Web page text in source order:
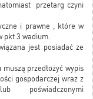
przetarg czyni
i prawne , które w
pkt 3 wadium.
jest posiadać ze
przedłożyć wypis
gospodarczej wraz z
lub poświadczonymi